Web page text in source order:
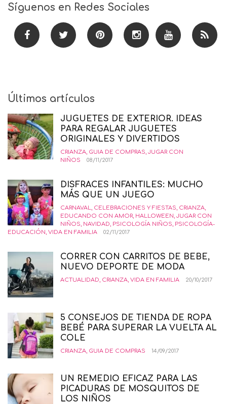
Síguenos en Redes Sociales
Últimos artículos
JUGUETES DE EXTERIOR. IDEAS
PARA REGALAR JUGUETES
ORIGINALES Y DIVERTIDOS
CRIANZA, GUIA DE COMPRAS, JUGAR CON
NIÑOS
08/11/2017
DISFRACES INFANTILES: MUCHO
MÁS QUE UN JUEGO
CARNAVAL, CELEBRACIONES Y FIESTAS, CRIANZA,
EDUCANDO CON AMOR, HALLOWEEN, JUGAR CON
NIÑOS, NAVIDAD, PSICOLOGÍA NIÑOS, PSICOLOGÍA-
EDUCACIÓN, VIDA EN FAMILIA 02/11/2017
CORRER CON CARRITOS DE BEBE,
NUEVO DEPORTE DE MODA
ACTUALIDAD, CRIANZA, VIDA EN FAMILIA 20/10/2017
5 CONSEJOS DE TIENDA DE ROPA
BEBÉ PARA SUPERAR LA VUELTA AL
COLE
CRIANZA, GUIA DE COMPRAS 14/09/2017
UN REMEDIO EFICAZ PARA LAS
PICADURAS DE MOSQUITOS DE
LOS NIÑOS